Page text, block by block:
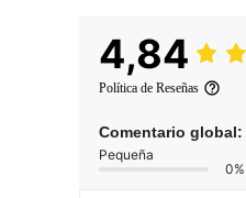
4,84
Política de Reseñas
Comentario global:
Pequeña
0%